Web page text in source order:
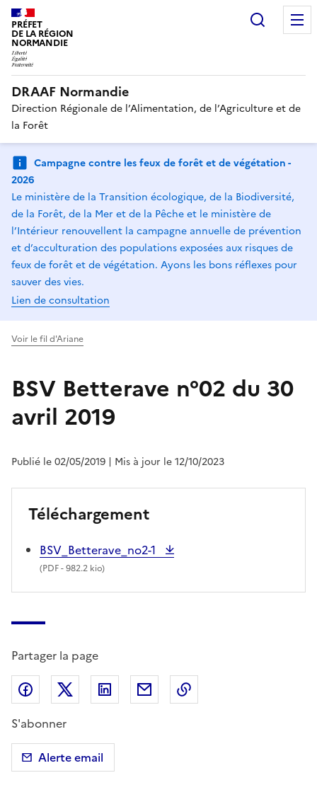
PRÉFET
DE LA RÉGION
NORMANDIE
DRAAF Normandie
Direction Régionale de l’Alimentation, de l’Agriculture et de
la Forêt
Campagne contre les feux de forêt et de végétation -
2026
Le ministère de la Transition écologique, de la Biodiversité,
de la Forêt, de la Mer et de la Pêche et le ministère de
l’Intérieur renouvellent la campagne annuelle de prévention
et d’acculturation des populations exposées aux risques de
feux de forêt et de végétation. Ayons les bons réflexes pour
sauver des vies.
Lien de consultation
Voir le fil d'Ariane
BSV Betterave n°02 du 30
avril 2019
Publié le 02/05/2019 | Mis à jour le 12/10/2023
Téléchargement
BSV_Betterave_no2-1
(PDF- 982.2 kio)
Partager la page
Partager sur Facebook
Partager sur X (anciennement Twitter)
Partager sur LinkedIn
Partager par email
S'abonner
Alerte email